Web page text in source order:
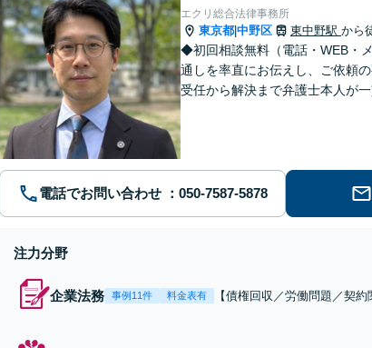
エクリ総合法律事務所
東京都 中野区 東中野駅 から
◆初回相談無料（電話・WEB・
通しを率直にお伝えし、ご依頼
受任から解決まで弁護士本人が
電話でお問い合わせ
注力分野
企業法務 事例11件 料金表有
【債権回収／労働問題／契